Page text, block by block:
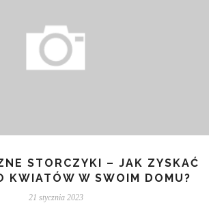
STORCZYKI – JAK ZYSKAĆ
KWIATÓW W SWOIM DOMU?
21 stycznia 2023